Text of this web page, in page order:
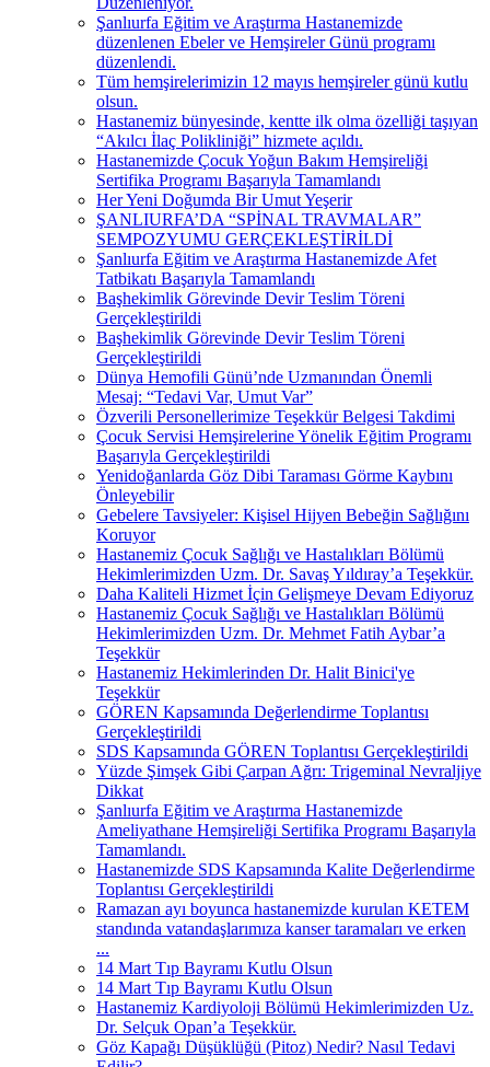
Şanlıurfa Eğitim ve Araştırma Hastanemizde
düzenlenen Ebeler ve Hemşireler Günü programı
düzenlendi.
Tüm hemşirelerimizin 12 mayıs hemşireler günü kutlu
olsun.
Hastanemiz bünyesinde, kentte ilk olma özelliği taşıyan
“Akılcı İlaç Polikliniği” hizmete açıldı.
Hastanemizde Çocuk Yoğun Bakım Hemşireliği
Sertifika Programı Başarıyla Tamamlandı
Her Yeni Doğumda Bir Umut Yeşerir
ŞANLIURFA’DA “SPİNAL TRAVMALAR”
SEMPOZYUMU GERÇEKLEŞTİRİLDİ
Şanlıurfa Eğitim ve Araştırma Hastanemizde Afet
Tatbikatı Başarıyla Tamamlandı
Başhekimlik Görevinde Devir Teslim Töreni
Gerçekleştirildi
Başhekimlik Görevinde Devir Teslim Töreni
Gerçekleştirildi
Dünya Hemofili Günü’nde Uzmanından Önemli
Mesaj: “Tedavi Var, Umut Var”
Özverili Personellerimize Teşekkür Belgesi Takdimi
Çocuk Servisi Hemşirelerine Yönelik Eğitim Programı
Başarıyla Gerçekleştirildi
Yenidoğanlarda Göz Dibi Taraması Görme Kaybını
Önleyebilir
Gebelere Tavsiyeler: Kişisel Hijyen Bebeğin Sağlığını
Koruyor
Hastanemiz Çocuk Sağlığı ve Hastalıkları Bölümü
Hekimlerimizden Uzm. Dr. Savaş Yıldıray’a Teşekkür.
Daha Kaliteli Hizmet İçin Gelişmeye Devam Ediyoruz
Hastanemiz Çocuk Sağlığı ve Hastalıkları Bölümü
Hekimlerimizden Uzm. Dr. Mehmet Fatih Aybar’a
Teşekkür
Hastanemiz Hekimlerinden Dr. Halit Binici'ye
Teşekkür
GÖREN Kapsamında Değerlendirme Toplantısı
Gerçekleştirildi
SDS Kapsamında GÖREN Toplantısı Gerçekleştirildi
Yüzde Şimşek Gibi Çarpan Ağrı: Trigeminal Nevraljiye
Dikkat
Şanlıurfa Eğitim ve Araştırma Hastanemizde
Ameliyathane Hemşireliği Sertifika Programı Başarıyla
Tamamlandı.
Hastanemizde SDS Kapsamında Kalite Değerlendirme
Toplantısı Gerçekleştirildi
Ramazan ayı boyunca hastanemizde kurulan KETEM
standında vatandaşlarımıza kanser taramaları ve erken
...
14 Mart Tıp Bayramı Kutlu Olsun
14 Mart Tıp Bayramı Kutlu Olsun
Hastanemiz Kardiyoloji Bölümü Hekimlerimizden Uz.
Dr. Selçuk Opan’a Teşekkür.
Göz Kapağı Düşüklüğü (Pitoz) Nedir? Nasıl Tedavi